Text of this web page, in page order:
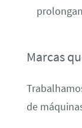
Marcas
de